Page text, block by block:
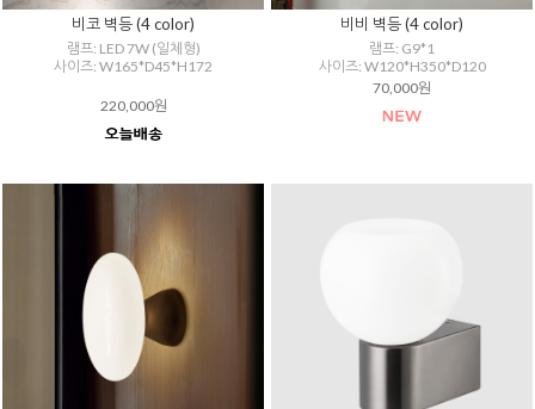
비코 벽등 (4 color)
램프: LED 7W (일체형)
사이즈: W165*D45*H172
220,000원
비비 벽등 (4 color)
램프: G9*1
사이즈: W120*H350*D120
70,000원